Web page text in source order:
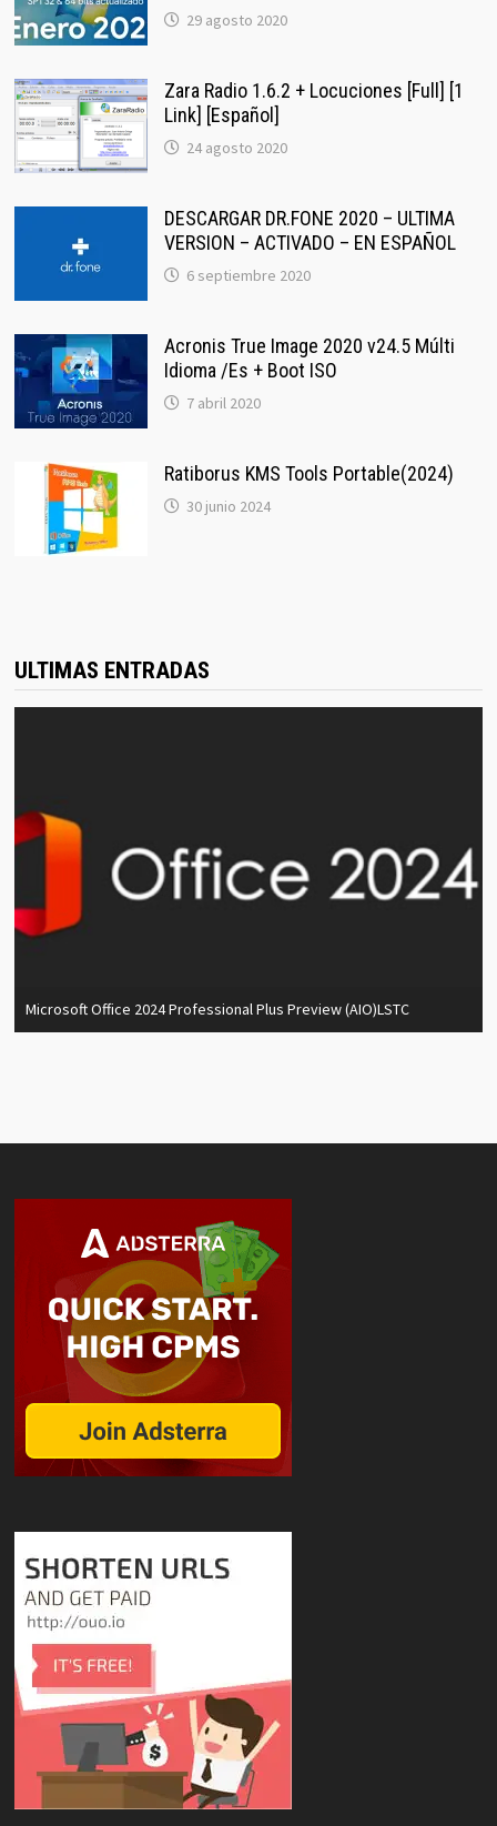
29 agosto 2020
Zara Radio 1.6.2 + Locuciones [Full] [1
Link] [Español]
24 agosto 2020
DESCARGAR DR.FONE 2020 – ULTIMA
VERSION – ACTIVADO – EN ESPAÑOL
6 septiembre 2020
Acronis True Image 2020 v24.5 Múlti
Idioma /Es + Boot ISO
7 abril 2020
Ratiborus KMS Tools Portable(2024)
30 junio 2024
ULTIMAS ENTRADAS
Microsoft Office 2024 Professional Plus Preview (AIO)LSTC